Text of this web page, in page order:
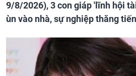
9/8/2026), 3 con giáp 'lĩnh hội
ùn vào nhà, sự nghiệp thăng